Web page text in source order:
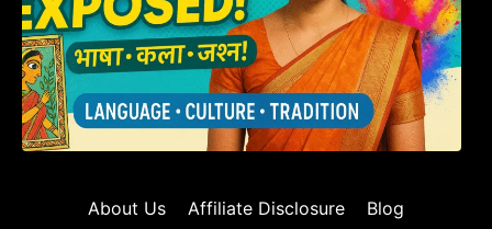
About Us Affiliate Disclosure
Blog